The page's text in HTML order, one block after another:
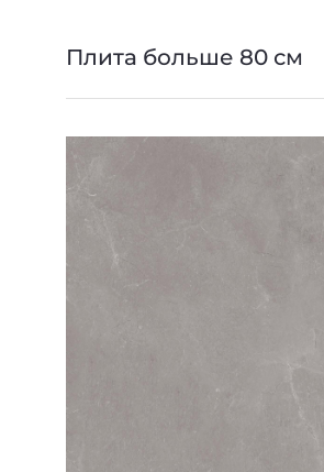
Плита больше 80 см